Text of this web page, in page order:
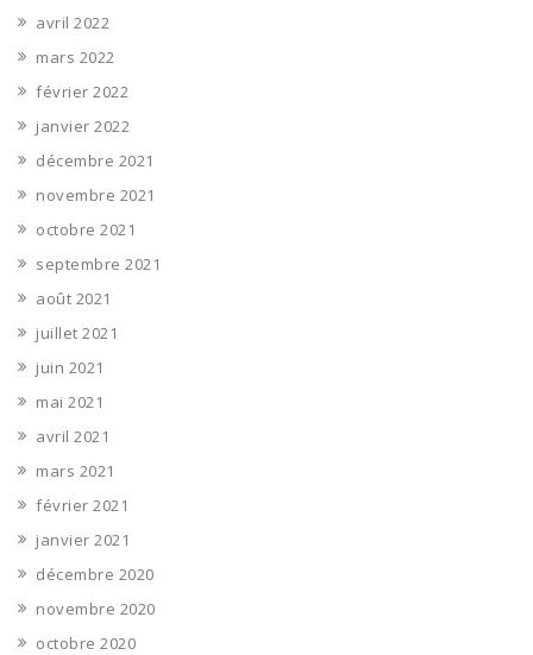
avril 2022
mars 2022
février 2022
janvier 2022
décembre 2021
novembre 2021
octobre 2021
septembre 2021
août 2021
juillet 2021
juin 2021
mai 2021
avril 2021
mars 2021
février 2021
janvier 2021
décembre 2020
novembre 2020
octobre 2020